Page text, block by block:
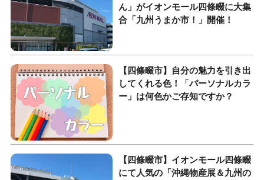
ん」がイオンモール四條畷に大集
合「九州うまか市！」開催！
【四條畷市】自分の魅力を引き出
してくれる色！「パーソナルカラ
ー」は何色かご存知ですか？
【四條畷市】イオンモール四條畷
にて人気の「沖縄物産展＆九州の